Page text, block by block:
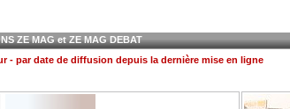
MAG et ZE MAG DEBAT
- par date de diffusion depuis la dernière mise en ligne